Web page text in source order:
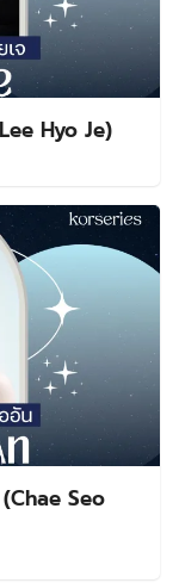
Hyo Je)
Seo